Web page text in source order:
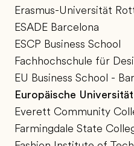
Erasmus-Universität
ESADE Barcelona
ESCP Business School
Fachhochschule für
EU Business School -
Europäische
Everett Community
Farmingdale State